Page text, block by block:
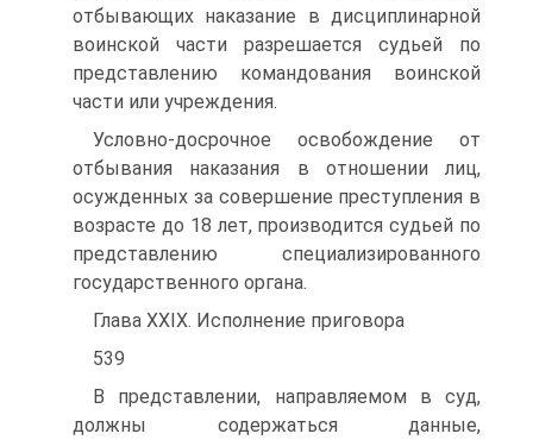
отбывающих наказание в дисциплинарной
воинской части разрешается судьей по
представлению командования воинской
части или учреждения.
Условно-досрочное освобождение от
отбывания наказания в отношении лиц,
осужденных за совершение преступления в
возрасте до 18 лет, производится судьей по
представлению специализированного
государственного органа.
Глава XXIX. Исполнение приговора
539
В представлении, направляемом в суд,
должны содержаться данные,